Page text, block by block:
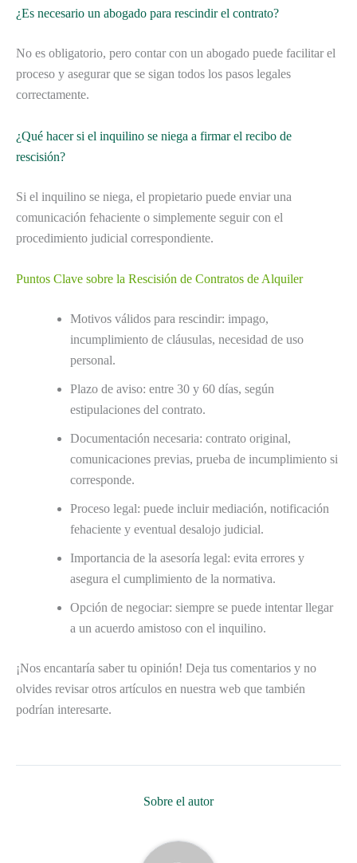
¿Es necesario un abogado para rescindir el contrato?
No es obligatorio, pero contar con un abogado puede facilitar el
proceso y asegurar que se sigan todos los pasos legales
correctamente.
¿Qué hacer si el inquilino se niega a firmar el recibo de
rescisión?
Si el inquilino se niega, el propietario puede enviar una
comunicación fehaciente o simplemente seguir con el
procedimiento judicial correspondiente.
Puntos Clave sobre la Rescisión de Contratos de Alquiler
Motivos válidos para rescindir: impago,
incumplimiento de cláusulas, necesidad de uso
personal.
Plazo de aviso: entre 30 y 60 días, según
estipulaciones del contrato.
Documentación necesaria: contrato original,
comunicaciones previas, prueba de incumplimiento si
corresponde.
Proceso legal: puede incluir mediación, notificación
fehaciente y eventual desalojo judicial.
Importancia de la asesoría legal: evita errores y
asegura el cumplimiento de la normativa.
Opción de negociar: siempre se puede intentar llegar
a un acuerdo amistoso con el inquilino.
¡Nos encantaría saber tu opinión! Deja tus comentarios y no
olvides revisar otros artículos en nuestra web que también
podrían interesarte.
Sobre el autor